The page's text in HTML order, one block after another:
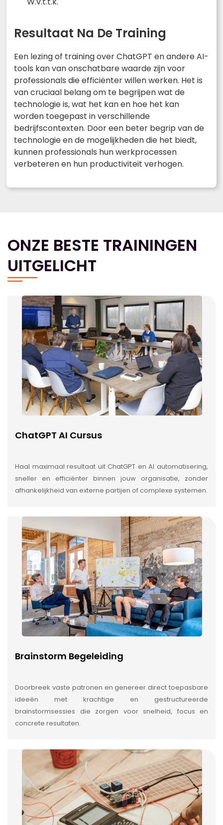
Resultaat Na De Training
Een lezing of training over ChatGPT en andere AI-
tools kan van onschatbare waarde zijn voor
professionals die efficiënter willen werken. Het is
van cruciaal belang om te begrijpen wat de
technologie is, wat het kan en hoe het kan
worden toegepast in verschillende
bedrijfscontexten. Door een beter begrip van de
technologie en de mogelijkheden die het biedt,
kunnen professionals hun werkprocessen
verbeteren en hun productiviteit verhogen.
ONZE BESTE TRAININGEN
UITGELICHT
ChatGPT AI Cursus
Haal maximaal resultaat uit ChatGPT en AI automatisering,
sneller en efficiënter binnen jouw organisatie, zonder
afhankelijkheid van externe partijen of complexe systemen.
Brainstorm Begeleiding
Doorbreek vaste patronen en genereer direct toepasbare
ideeën met krachtige en gestructureerde
brainstormsessies die zorgen voor snelheid, focus en
concrete resultaten.